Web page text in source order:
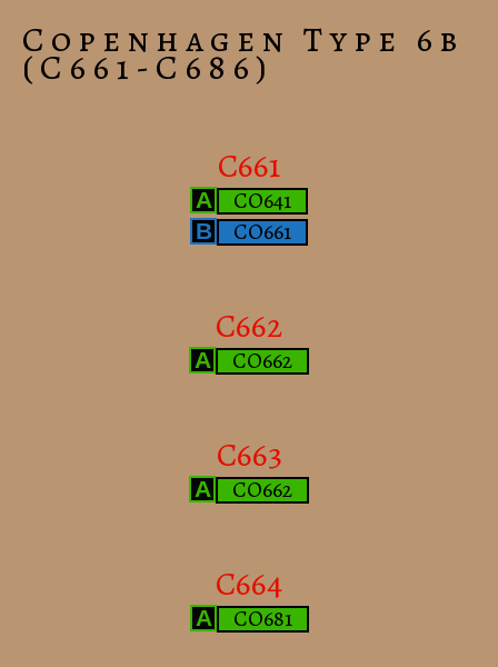
Copenhagen Type 6b
(C661-C686)
C661
A CO641
B CO661
C662
A CO662
C663
A CO662
C664
A CO681